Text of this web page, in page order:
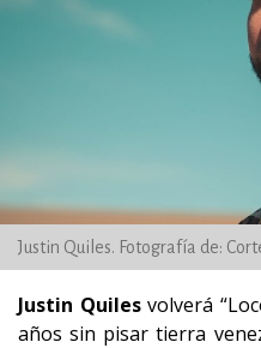
Justin Quiles. Fotografía de:
Justin Quilesvolverá
años sin pisar tierra